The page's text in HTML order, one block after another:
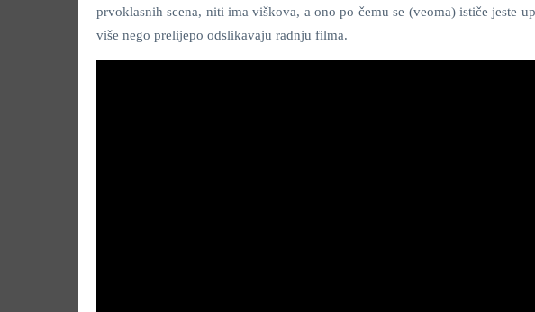
prvoklasnih scena, niti ima viškova, a ono po čemu se (veoma) ističe jeste
više nego prelijepo odslikavaju radnju filma.